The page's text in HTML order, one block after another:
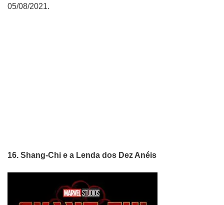
05/08/2021.
16. Shang-Chi e a Lenda dos Dez Anéis